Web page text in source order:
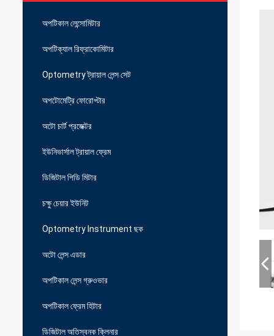
অপটিকাল লেন্সোমিটার
অপটিক্যাল রিফ্রাকোমিটার
Optometry ট্রায়াল লেন্স সেট
অপটোমেট্রি ফোরোপ্টার
অটো চার্ট প্রজেক্টর
ইউনিভার্সাল ট্রায়াল ফ্রেম
ডিজিটাল পিডি মিটার
চক্ষু চেয়ার ইউনিট
Optometry Instrument ছক
অটো লেন্স এডার
অপটিকাল লেন্স গ্রুওভার
অপটিকাল ফ্রেম হিটার
ডিজিটাল অতিস্বনক ক্লিনার